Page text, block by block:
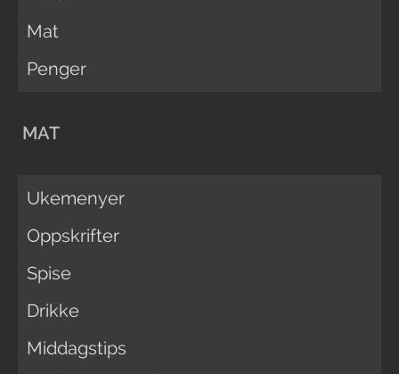
Mat
Penger
MAT
Ukemenyer
Oppskrifter
Spise
Drikke
Middagstips